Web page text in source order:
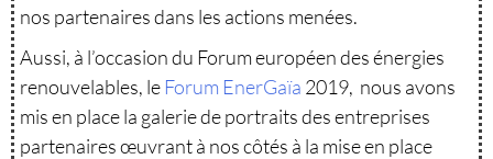
nos partenaires dans les actions menées.
Aussi, à l’occasion du Forum européen des énergies
renouvelables, le Forum EnerGaïa 2019, nous avons
mis en place la galerie de portraits des entreprises
partenairesœuvrantà nos côtés à la mise en place